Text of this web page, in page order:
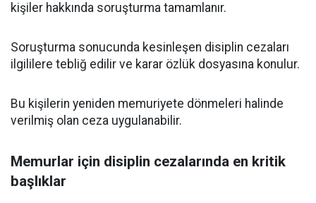
kişiler hakkında soruşturma tamamlanır.
Soruşturma sonucunda kesinleşen disiplin cezaları
ilgililere tebliğ edilir ve karar özlük dosyasına konulur.
Bu kişilerin yeniden memuriyete dönmeleri halinde
verilmiş olan ceza uygulanabilir.
Memurlar için disiplin cezalarında en kritik
başlıklar